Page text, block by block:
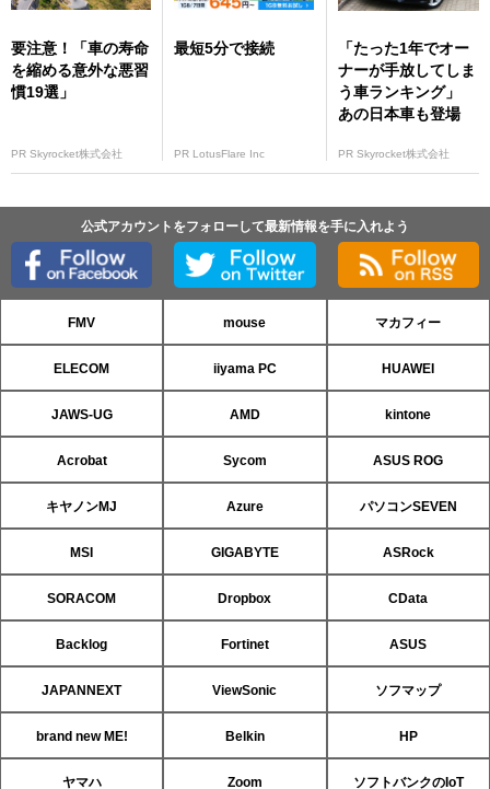
要注意！「車の寿命
を縮める意外な悪習
慣19選」
PR Skyrocket株式会社
最短5分で接続
PR LotusFlare Inc
「たった1年でオー
ナーが手放してしま
う車ランキング」
あの日本車も登場
PR Skyrocket株式会社
公式アカウントをフォローして最新情報を手に入れよう
FMV mouse マカフィー
ELECOM iiyama PC HUAWEI
JAWS-UG AMD kintone
Acrobat Sycom ASUS ROG
キヤノンMJ Azure パソコンSEVEN
MSI GIGABYTE ASRock
SORACOM Dropbox CData
Backlog Fortinet ASUS
JAPANNEXT ViewSonic ソフマップ
brand new ME! Belkin HP
ヤマハ Zoom ソフトバンクのIoT